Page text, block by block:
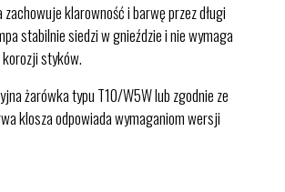
klarowność i barwę przez długi
stabilnie siedzi w gnieździe i nie wymaga
styków.
żarówka typu T10/W5W lub zgodnie ze
klosza odpowiada wymaganiom wersji